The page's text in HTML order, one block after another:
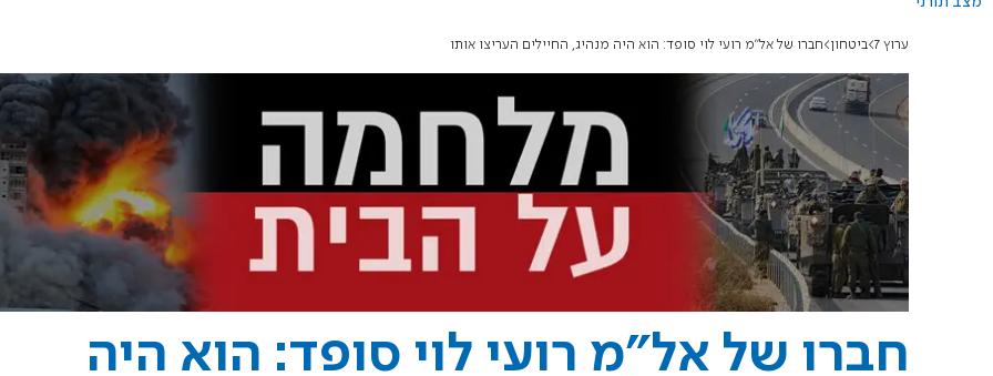
ערוץ 7 ביטחון חברו של אל"מ רועי לוי סופד: הוא היה מנהיג, החיילים העריצו אותו
חברו של אל"מ רועי לוי סופד: הוא היה